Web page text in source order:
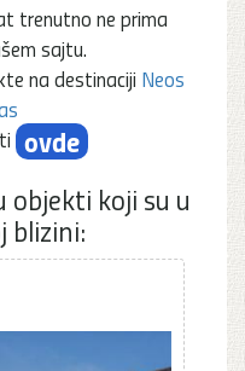
trenutno ne prima
sajtu.
na destinaciji Neos
ovde
objekti koji su u
blizini: